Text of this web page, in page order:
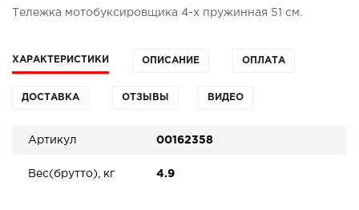
Тележка мотобуксировщика 4-х пружинная 51 см.
ХАРАКТЕРИСТИКИ ОПИСАНИЕ ОПЛАТА
ДОСТАВКА ОТЗЫВЫ ВИДЕО
Артикул 00162358
Вес(брутто), кг 4.9